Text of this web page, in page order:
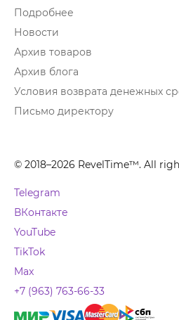
Подробнее
Новости
Архив товаров
Архив блога
Условия возврата денежных
Письмо директору
© 2018–2026 RevelTime™. All
Telegram
ВКонтакте
YouTube
TikTok
Max
+7 (963) 763-66-33